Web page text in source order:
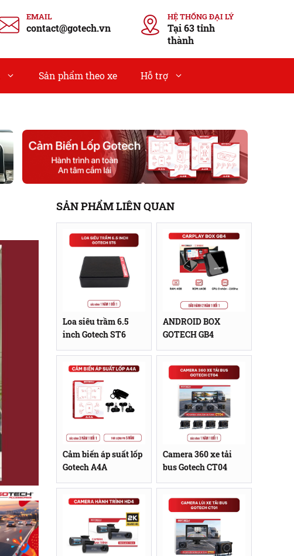
EMAIL
contact@gotech.vn
HỆ THỐNG ĐẠI LÝ
Tại 63 tỉnh
thành
Sản phẩm theo xe Hỗ trợ
SẢN PHẨM LIÊN QUAN
Loa siêu trầm 6.5
inch Gotech ST6
ANDROID BOX
GOTECH GB4
Cảm biến áp suất lốp
Gotech A4A
Camera 360 xe tải
bus Gotech CT04